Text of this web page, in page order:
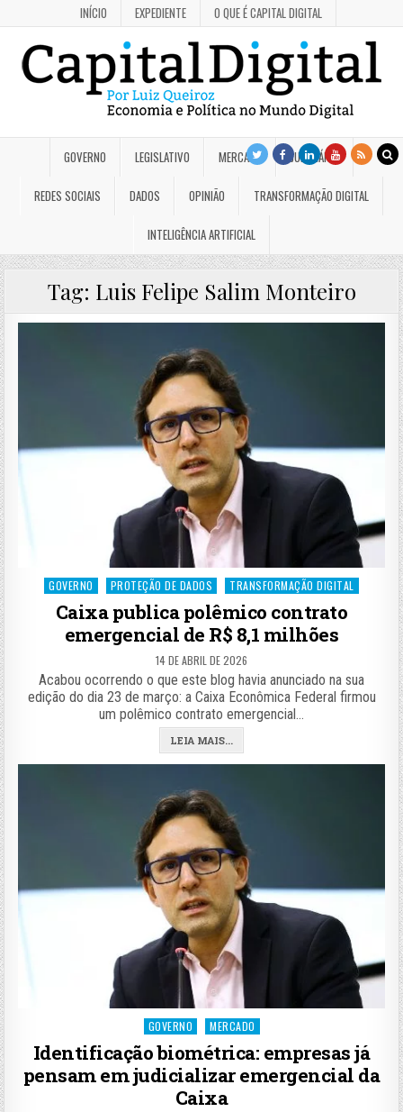
INÍCIO EXPEDIENTE O QUE É CAPITAL DIGITAL
GOVERNO LEGISLATIVO MERCADO JUDICIÁRIO
REDES SOCIAIS DADOS OPINIÃO TRANSFORMAÇÃO DIGITAL
INTELIGÊNCIA ARTIFICIAL
Tag: Luis Felipe Salim Monteiro
Posted
GOVERNO PROTEÇÃO DE DADOS TRANSFORMAÇÃO DIGITAL
Caixa publica polêmico contrato
emergencial de R$ 8,1 milhões
14 DE ABRIL DE 2026
Acabou ocorrendo o que este blog havia anunciado na sua
edição do dia 23 de março: a Caixa Econômica Federal firmou
um polêmico contrato emergencial…
LEIA MAIS...
Posted
GOVERNO MERCADO
Identificação biométrica: empresas já
pensam em judicializar emergencial da
Caixa